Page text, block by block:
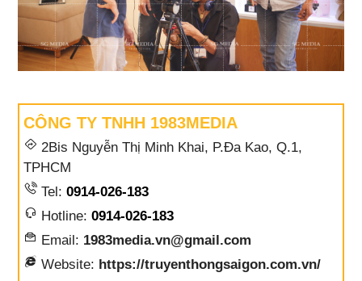
CÔNG TY TNHH 1983MEDIA
2Bis Nguyễn Thị Minh Khai, P.Đa Kao, Q.1,
TPHCM
Tel:0914-026-183
Hotline:0914-026-183
Email: 1983media.vn@gmail.com
Website: https://truyenthongsaigon.com.vn/